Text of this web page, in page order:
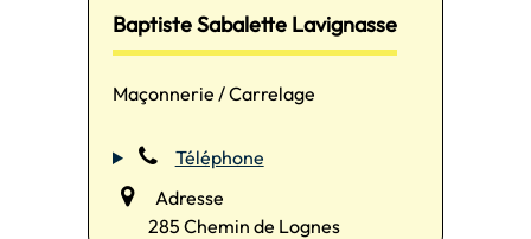
Baptiste Sabalette Lavignasse
Maçonnerie / Carrelage
Téléphone
Adresse
285 Chemin de Lognes